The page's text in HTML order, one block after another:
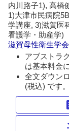
内川路子1), 高橋
1)大津市民病院
学講座, 3)滋賀医
看護学・助産学)
滋賀母性衛生学
アブストラ
は基本料金
全文ダウン
(税込) です。